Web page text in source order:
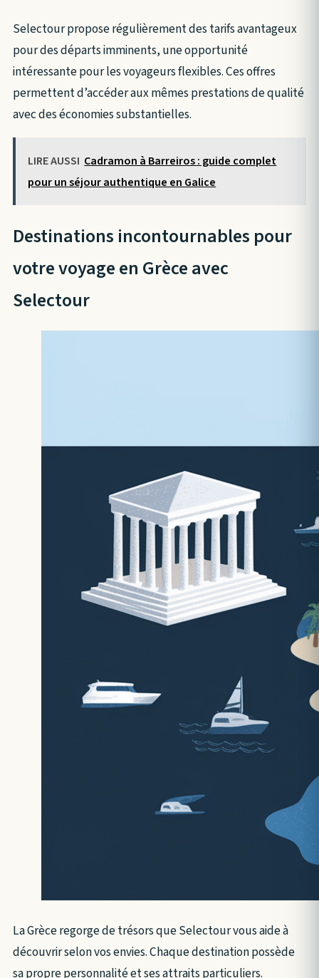
Selectour propose régulièrement des tarifs avantageux
pour des départs imminents, une opportunité
intéressante pour les voyageurs flexibles. Ces offres
permettent d’accéder aux mêmes prestations de qualité
avec des économies substantielles.
LIRE AUSSI Cadramon à Barreiros : guide complet
pour un séjour authentique en Galice
Destinations incontournables pour
votre voyage en Grèce avec
Selectour
La Grèce regorge de trésors que Selectour vous aide à
découvrir selon vos envies. Chaque destination possède
sa propre personnalité et ses attraits particuliers.